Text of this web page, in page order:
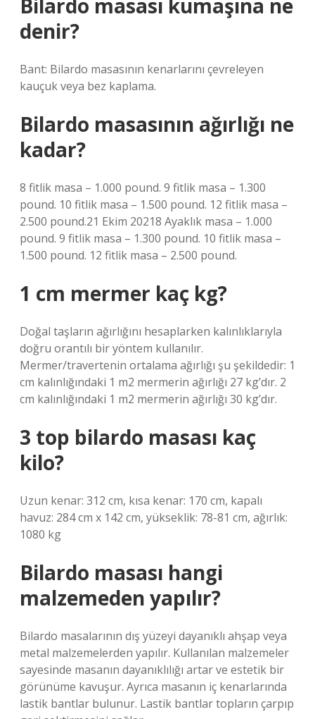
Bilardo masası kumaşına ne
denir?
Bant: Bilardo masasının kenarlarını çevreleyen
kauçuk veya bez kaplama.
Bilardo masasının ağırlığı ne
kadar?
8 fitlik masa – 1.000 pound. 9 fitlik masa – 1.300
pound. 10 fitlik masa – 1.500 pound. 12 fitlik masa –
2.500 pound.21 Ekim 20218 Ayaklık masa – 1.000
pound. 9 fitlik masa – 1.300 pound. 10 fitlik masa –
1.500 pound. 12 fitlik masa – 2.500 pound.
1 cm mermer kaç kg?
Doğal taşların ağırlığını hesaplarken kalınlıklarıyla
doğru orantılı bir yöntem kullanılır.
Mermer/travertenin ortalama ağırlığı şu şekildedir: 1
cm kalınlığındaki 1 m2 mermerin ağırlığı 27 kg’dır. 2
cm kalınlığındaki 1 m2 mermerin ağırlığı 30 kg’dır.
3 top bilardo masası kaç
kilo?
Uzun kenar: 312 cm, kısa kenar: 170 cm, kapalı
havuz: 284 cm x 142 cm, yükseklik: 78-81 cm, ağırlık:
1080 kg
Bilardo masası hangi
malzemeden yapılır?
Bilardo masalarının dış yüzeyi dayanıklı ahşap veya
metal malzemelerden yapılır. Kullanılan malzemeler
sayesinde masanın dayanıklılığı artar ve estetik bir
görünüme kavuşur. Ayrıca masanın iç kenarlarında
lastik bantlar bulunur. Lastik bantlar topların çarpıp